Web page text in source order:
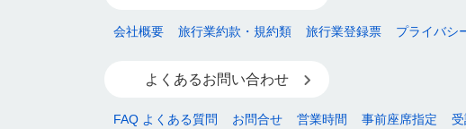
会社概要 旅行業約款・規約類 旅行業登録票 プライバシ
よくあるお問い合わせ
FAQ よくある質問 お問合せ 営業時間 事前座席指定